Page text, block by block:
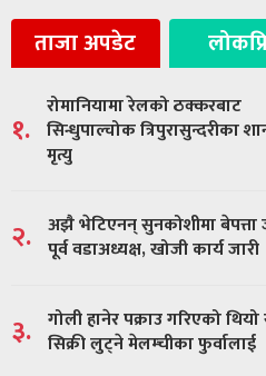
ताजा अपडेट
१.
रोमानियामा रेलको ठक्करबाट
सिन्धुपाल्चोक त्रिपुरासुन्दरीका
मृत्यु
२. अझै भेटिएनन् सुनकोशीमा
पूर्व वडाअध्यक्ष, खोजी कार्य जारी
३. गोली हानेर पक्राउ गरिएको
सिक्री लुट्ने मेलम्चीका फुर्वालाई